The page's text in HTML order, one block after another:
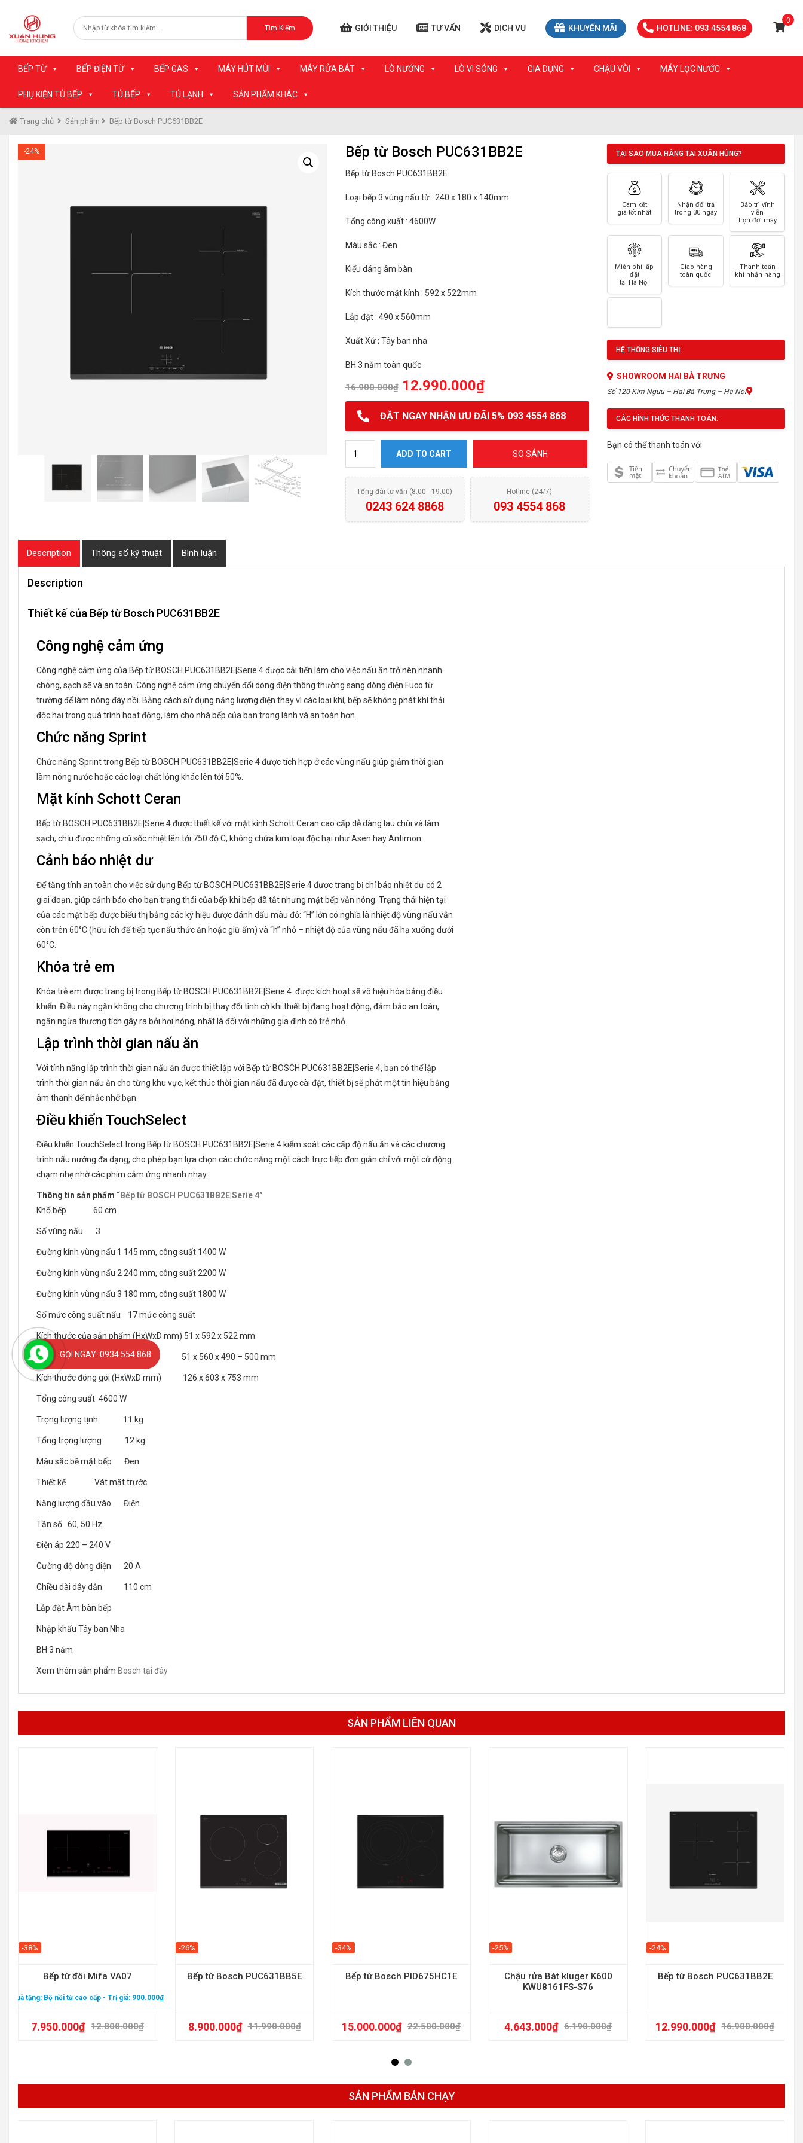
Tìm Kiếm GIỚI THIỆU TƯ VẤN DỊCH VỤ KHUYẾN MÃI HOTLINE: 093 4554 868
0
BẾP TỪ BẾP ĐIỆN TỪ BẾP GAS MÁY HÚT MÙI MÁY RỬA BÁT LÒ NƯỚNG LÒ VI SÓNG GIA DỤNG CHẬU VÒI MÁY LỌC NƯỚC
PHỤ KIỆN TỦ BẾP TỦ BẾP TỦ LẠNH SẢN PHẨM KHÁC
Trang chủ Sản phẩm Bếp từ Bosch PUC631BB2E
-24% Bếp từ Bosch PUC631BB2E
Bếp từ Bosch PUC631BB2E
Loại bếp 3 vùng nấu từ : 240 x 180 x 140mm
Tổng công xuất : 4600W
Màu sắc : Đen
Kiểu dáng âm bàn
Kích thước mặt kính : 592 x 522mm
Lắp đặt : 490 x 560mm
Xuất Xứ ; Tây ban nha
BH 3 năm toàn quốc
16.900.000₫ 12.990.000₫
ĐẶT NGAY NHẬN ƯU ĐÃI 5% 093 4554 868
ADD TO CART SO SÁNH
Tổng đài tư vấn (8:00 - 19:00)
0243 624 8868
Hotline (24/7)
093 4554 868
TẠI SAO MUA HÀNG TẠI XUÂN HÙNG?
Cam kết
giá tốt nhất
Nhận đổi trả
trong 30 ngày
Bảo trì vĩnh
viễn
trọn đời máy
Miễn phí lắp
đặt
tại Hà Nội
Giao hàng
toàn quốc
Thanh toán
khi nhận hàng
HỆ THỐNG SIÊU THỊ:
SHOWROOM HAI BÀ TRƯNG
Số 120 Kim Ngưu – Hai Bà Trưng – Hà Nội
CÁC HÌNH THỨC THANH TOÁN:
Bạn có thể thanh toán với
Description Thông số kỹ thuật Bình luận
Description
Thiết kế của Bếp từ Bosch PUC631BB2E
Công nghệ cảm ứng
Công nghệ cảm ứng của Bếp từ BOSCH PUC631BB2E|Serie 4 được cải tiến làm cho việc nấu ăn trở nên nhanh
chóng, sạch sẽ và an toàn. Công nghệ cảm ứng chuyển đổi dòng điện thông thường sang dòng điện Fuco từ
trường để làm nóng đáy nồi. Bằng cách sử dụng năng lượng điện thay vì các loại khí, bếp sẽ không phát khí thải
độc hại trong quá trình hoạt động, làm cho nhà bếp của bạn trong lành và an toàn hơn.
Chức năng Sprint
Chức năng Sprint trong Bếp từ BOSCH PUC631BB2E|Serie 4 được tích hợp ở các vùng nấu giúp giảm thời gian
làm nóng nước hoặc các loại chất lỏng khác lên tới 50%.
Mặt kính Schott Ceran
Bếp từ BOSCH PUC631BB2E|Serie 4 được thiết kế với mặt kính Schott Ceran cao cấp dễ dàng lau chùi và làm
sạch, chịu được những cú sốc nhiệt lên tới 750 độ C, không chứa kim loại độc hại như Asen hay Antimon.
Cảnh báo nhiệt dư
Để tăng tính an toàn cho việc sử dụng Bếp từ BOSCH PUC631BB2E|Serie 4 được trang bị chỉ báo nhiệt dư có 2
giai đoạn, giúp cảnh báo cho bạn trạng thái của bếp khi bếp đã tắt nhưng mặt bếp vẫn nóng. Trạng thái hiện tại
của các mặt bếp được biểu thị bằng các ký hiệu được đánh dấu màu đỏ: “H” lớn có nghĩa là nhiệt độ vùng nấu vẫn
còn trên 60°C (hữu ích để tiếp tục nấu thức ăn hoặc giữ ấm) và “h” nhỏ – nhiệt độ của vùng nấu đã hạ xuống dưới
60°C.
Khóa trẻ em
Khóa trẻ em được trang bị trong Bếp từ BOSCH PUC631BB2E|Serie 4 được kích hoạt sẽ vô hiệu hóa bảng điều
khiển. Điều này ngăn không cho chương trình bị thay đổi tình cờ khi thiết bị đang hoạt động, đảm bảo an toàn,
ngăn ngừa thương tích gây ra bởi hơi nóng, nhất là đối với những gia đình có trẻ nhỏ.
Lập trình thời gian nấu ăn
Với tính năng lập trình thời gian nấu ăn được thiết lập với Bếp từ BOSCH PUC631BB2E|Serie 4, bạn có thể lập
trình thời gian nấu ăn cho từng khu vực, kết thúc thời gian nấu đã được cài đặt, thiết bị sẽ phát một tín hiệu bằng
âm thanh để nhắc nhở bạn.
Điều khiển TouchSelect
Điều khiển TouchSelect trong Bếp từ BOSCH PUC631BB2E|Serie 4 kiểm soát các cấp độ nấu ăn và các chương
trình nấu nướng đa dạng, cho phép bạn lựa chọn các chức năng một cách trực tiếp đơn giản chỉ với một cử động
chạm nhẹ nhờ các phím cảm ứng nhanh nhạy.
Thông tin sản phẩm “Bếp từ BOSCH PUC631BB2E|Serie 4″
Khổ bếp 60 cm
Số vùng nấu 3
Đường kính vùng nấu 1 145 mm, công suất 1400 W
Đường kính vùng nấu 2 240 mm, công suất 2200 W
Đường kính vùng nấu 3 180 mm, công suất 1800 W
Số mức công suất nấu 17 mức công suất
Kích thước của sản phẩm (HxWxD mm) 51 x 592 x 522 mm
Kích thước lắp đặt (HxWxD mm) 51 x 560 x 490 – 500 mm
Kích thước đóng gói (HxWxD mm) 126 x 603 x 753 mm
Tổng công suất 4600 W
Trọng lượng tịnh 11 kg
Tổng trọng lượng 12 kg
Màu sắc bề mặt bếp Đen
Thiết kế Vát mặt trước
Năng lượng đầu vào Điện
Tần số 60, 50 Hz
Điện áp 220 – 240 V
Cường độ dòng điện 20 A
Chiều dài dây dẫn 110 cm
Lắp đặt Âm bàn bếp
Nhập khẩu Tây ban Nha
BH 3 năm
Xem thêm sản phẩm Bosch tại đây
SẢN PHẨM LIÊN QUAN
-38%
Bếp từ đôi Mifa VA07
Quà tặng: Bộ nồi từ cao cấp - Trị giá: 900.000₫
12.800.000₫
7.950.000₫
-26%
Bếp từ Bosch PUC631BB5E
11.990.000₫
8.900.000₫
-34%
Bếp từ Bosch PID675HC1E
22.500.000₫
15.000.000₫
-25%
Chậu rửa Bát kluger K600
KWU8161FS-S76
6.190.000₫
4.643.000₫
-24%
Bếp từ Bosch PUC631BB2E
16.900.000₫
12.990.000₫
SẢN PHẨM BÁN CHẠY
GỌI NGAY: 0934 554 868